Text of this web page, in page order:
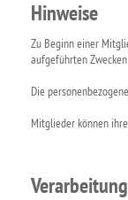
Hinweise
Zu Beginn einer
aufgeführten
Die
Mitglieder können